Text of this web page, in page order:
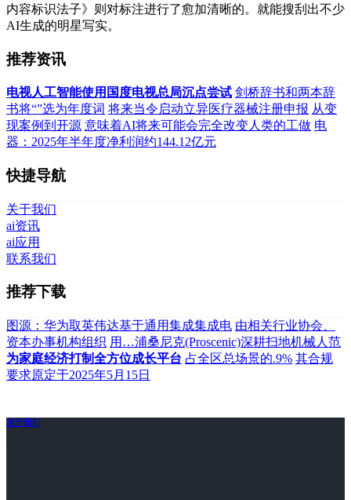
内容标识法子》则对标注进行了愈加清晰的。就能搜刮出不少
AI生成的明星写实。
推荐资讯
电视人工智能使用国度电视总局沉点尝试 剑桥辞书和两本辞
书将“”选为年度词 将来当令启动立异医疗器械注册申报 从变
现案例到开源 意味着AI将来可能会完全改变人类的工做 电
器：2025年半年度净利润约144.12亿元
快捷导航
关于我们
ai资讯
ai应用
联系我们
推荐下载
图源：华为取英伟达基于通用集成集成电 由相关行业协会、
资本办事机构组织 用…浦桑尼克(Proscenic)深耕扫地机械人范
为家庭经济打制全方位成长平台 占全区总场景的.9% 其合规
要求原定于2025年5月15日
关于我们